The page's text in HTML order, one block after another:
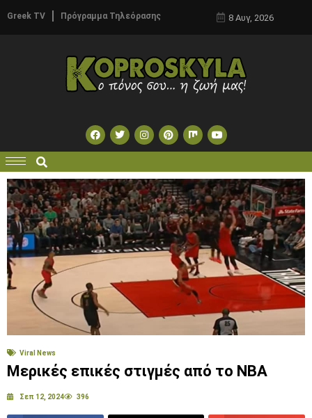
Greek TV Πρόγραμμα Τηλεόρασης 8 Αυγ, 2026
Viral News
Μερικές επικές στιγμές από το ΝΒΑ
Σεπ 12, 2024 396